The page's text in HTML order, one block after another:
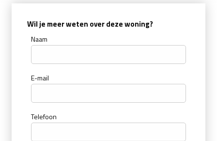
Wil je meer weten over deze woning?
Naam
E-mail
Telefoon